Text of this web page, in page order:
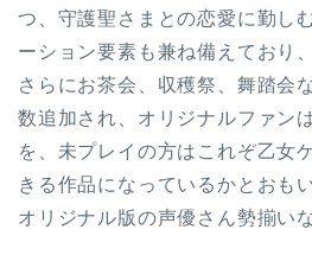
つ、守護聖さまとの恋愛に勤し
ーション要素も兼ね備えており
さらにお茶会、収穫祭、舞踏会
数追加され、オリジナルファン
を、未プレイの方はこれぞ乙女
きる作品になっているかとおも
オリジナル版の声優さん勢揃い